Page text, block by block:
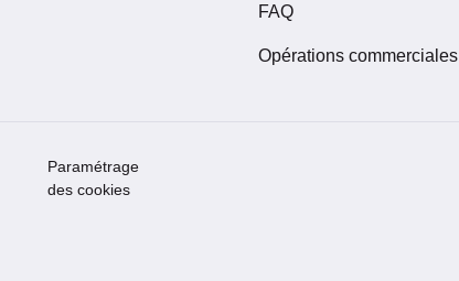
FAQ
Opérations commerciales
Paramétrage
des cookies